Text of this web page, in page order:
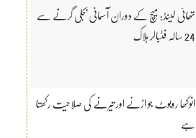
تھائی لینڈ: میچ کے دوران آسمانی بجلی گرنے سے
24 سالہ فٹبالر ہلاک
انوکھا روبوٹ جو اڑنے اور تیرنے کی صلاحیت رکھتا
ہے